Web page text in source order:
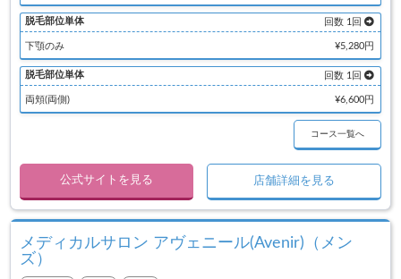
脱毛部位単体 回数 1回
下顎のみ ¥5,280円
脱毛部位単体 回数 1回
両頬(両側) ¥6,600円
コース一覧へ
公式サイトを見る 店舗詳細を見る
メディカルサロン アヴェニール(Avenir)（メン
ズ）